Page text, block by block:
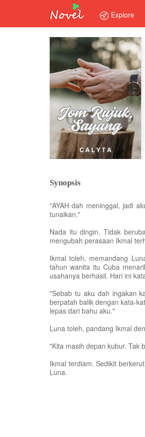
Explore
Synopsis
"AYAH dah meninggal, jadi
tunaikan."
Nada itu dingin. Tidak
mengubah perasaan Ikmal
Ikmal toleh, memandang
tahun wanita itu Cuba
usahanya berhasil. Hari ini
"Sebab tu aku dah ingakan
berpatah balik dengan kata-
lepas dari bahu aku."
Luna toleh, pandang Ikmal
"Kita masih depan kubur. Tak
Ikmal terdiam. Sedikit
Luna.